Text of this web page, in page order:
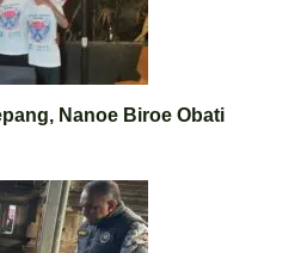
Nanoe Biroe Obati